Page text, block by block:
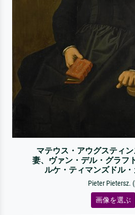
マテウス・アウグスティ
妻、ヴァン・デル・グラフ
ルケ・ティマンズドル
Pieter Pietersz.
画像を選ぶ